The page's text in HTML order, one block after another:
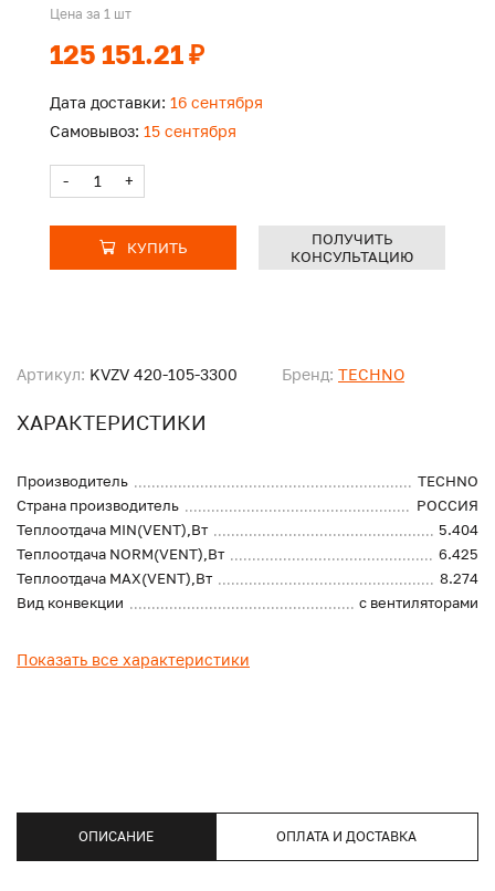
Артикул: KVZV 420-105-3300 Бренд: TECHNO
ХАРАКТЕРИСТИКИ
Производитель
TECHNO
Страна производитель
РОССИЯ
Теплоотдача MIN(VENT),Вт
5.404
Теплоотдача NORM(VENT),Вт
6.425
Теплоотдача MAX(VENT),Вт
8.274
Вид конвекции
с вентиляторами
Показать все характеристики
Цена за 1 шт
125 151.21 ₽
Дата доставки: 16 сентября
Самовывоз: 15 сентября
- +
КУПИТЬ
ПОЛУЧИТЬ
КОНСУЛЬТАЦИЮ
ОПИСАНИЕ ОПЛАТА И ДОСТАВКА